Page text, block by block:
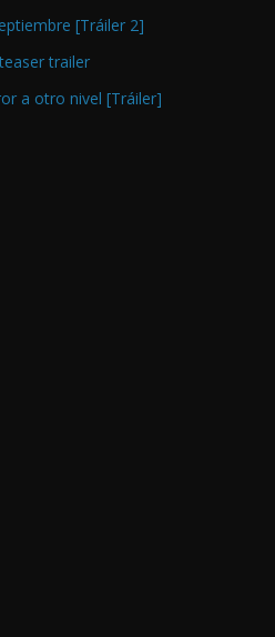
[Tráiler 2]
trailer
a otro nivel [Tráiler]